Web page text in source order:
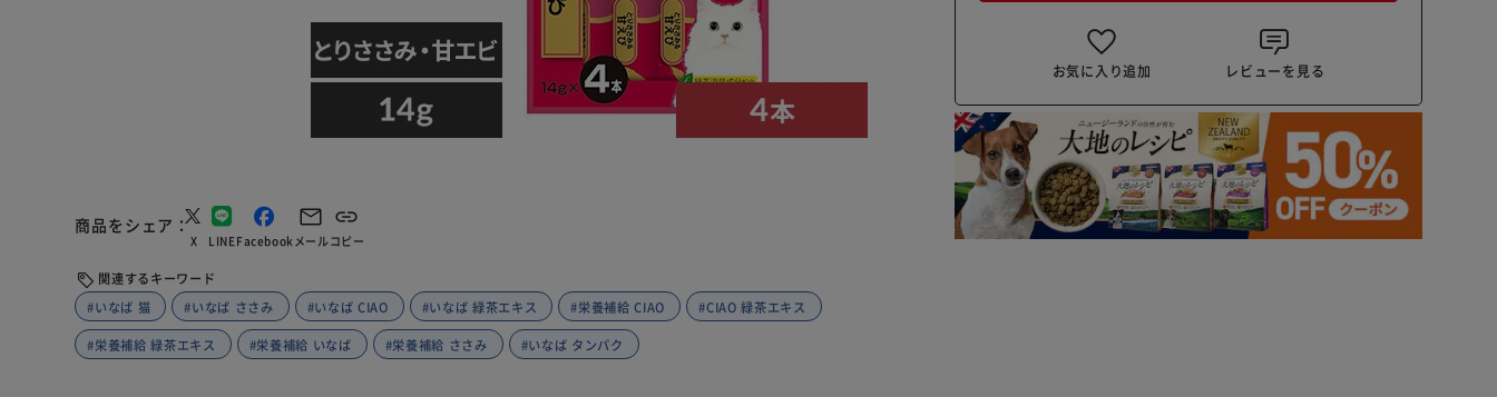
商品をシェア
X LINEFacebookメールコピー
関連するキーワード
#いなば 猫
#いなば ささみ #いなば CIAO #いなば 緑茶エキス #栄養補給 CIAO #CIAO 緑茶エキス
#栄養補給 緑茶エキス #栄養補給 いなば #栄養補給 ささみ #いなば タンパク
お気に入り追加 レビューを見る